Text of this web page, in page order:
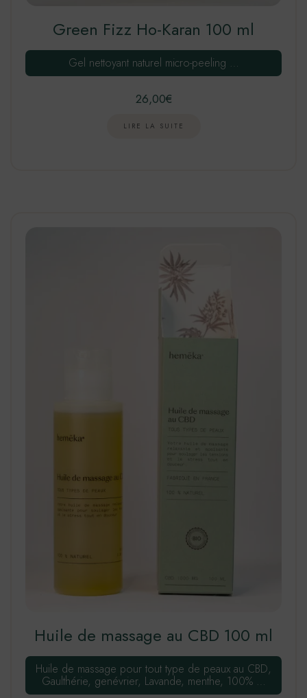
Green Fizz Ho-Karan 100 ml
Gel nettoyant naturel micro-peeling …
26,00€
LIRE LA SUITE
Huile de massage au CBD 100 ml
Huile de massage pour tout type de peaux au CBD,
Gaulthérie, genévrier, Lavande, menthe, 100% …